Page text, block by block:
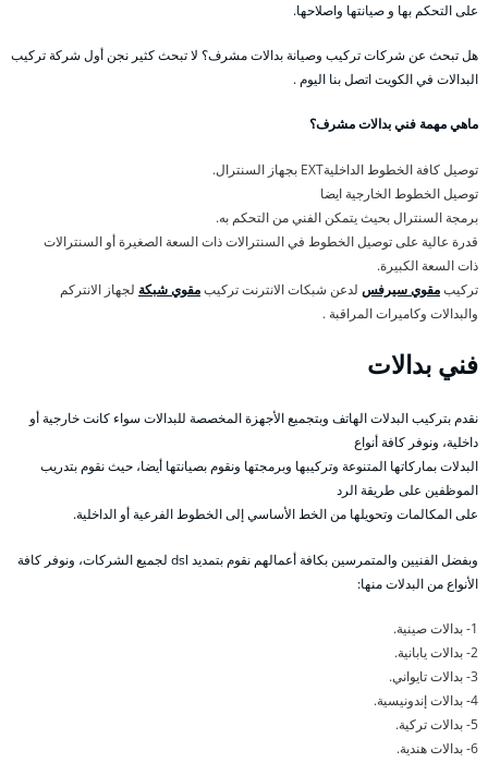
على التحكم بها و صيانتها واصلاحها.
هل تبحث عن شركات تركيب وصيانة بدالات مشرف؟ لا تبحث كثير نجن أول شركة تركيب
البدالات في الكويت اتصل بنا اليوم .
ماهي مهمة فني بدالات مشرف؟
توصيل كافة الخطوط الداخليةEXT بجهاز السنترال.
توصيل الخطوط الخارجية ايضا
برمجة السنترال بحيث يتمكن الفني من التحكم به.
قدرة عالية على توصيل الخطوط في السنترالات ذات السعة الصغيرة أو السنترالات
ذات السعة الكبيرة.
تركيبمقوي سيرفس لدعن شبكات الانترنت تركيبمقوي شبكة لجهاز الانتركم
والبدالات وكاميرات المراقبة .
فني بدالات
نقدم بتركيب البدلات الهاتف وبتجميع الأجهزة المخصصة للبدالات سواء كانت خارجية أو
داخلية، ونوفر كافة أنواع
البدلات بماركاتها المتنوعة وتركيبها وبرمجتها ونقوم بصيانتها أيضا، حيث نقوم بتدريب
الموظفين على طريقة الرد
على المكالمات وتحويلها من الخط الأساسي إلى الخطوط الفرعية أو الداخلية.
وبفضل الفنيين والمتمرسين بكافة أعمالهم نقوم بتمديد dsl لجميع الشركات، ونوفر كافة
الأنواع من البدلات منها:
1- بدالات صينية.
2- بدالات يابانية.
3- بدالات تايواني.
4- بدالات إندونيسية.
5- بدالات تركية.
6- بدالات هندية.